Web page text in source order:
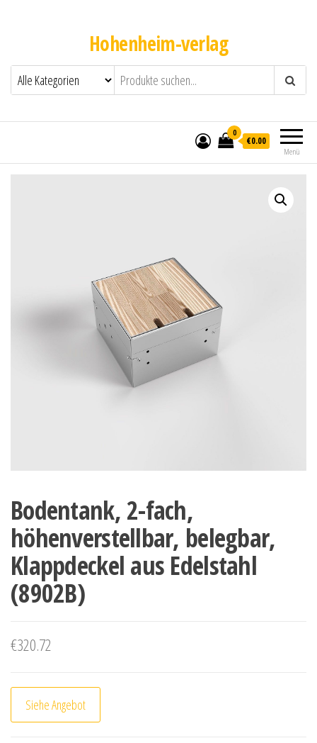
Hohenheim-verlag
Menü
0
€0.00
Bodentank, 2-fach,
höhenverstellbar, belegbar,
Klappdeckel aus Edelstahl
(8902B)
€320.72
Siehe Angebot